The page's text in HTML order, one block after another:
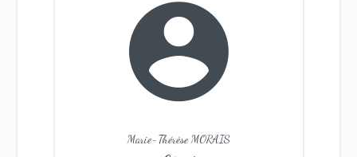
Marie-Thérèse MORAIS